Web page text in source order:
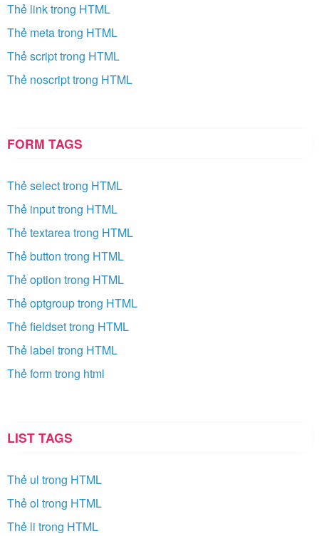
Thẻ link trong HTML
Thẻ meta trong HTML
Thẻ script trong HTML
Thẻ noscript trong HTML
FORM TAGS
Thẻ select trong HTML
Thẻ input trong HTML
Thẻ textarea trong HTML
Thẻ button trong HTML
Thẻ option trong HTML
Thẻ optgroup trong HTML
Thẻ fieldset trong HTML
Thẻ label trong HTML
Thẻ form trong html
LIST TAGS
Thẻ ul trong HTML
Thẻ ol trong HTML
Thẻ li trong HTML